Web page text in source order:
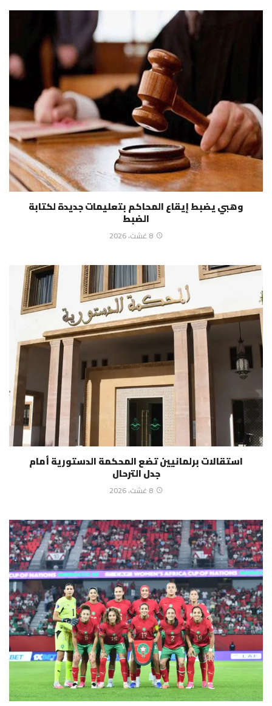
وهبي يضبط إيقاع المحاكم بتعليمات جديدة لكتابة
الضبط
8 غشت، 2026
استقالات برلمانيين تضع المحكمة الدستورية أمام
جدل الترحال
8 غشت، 2026